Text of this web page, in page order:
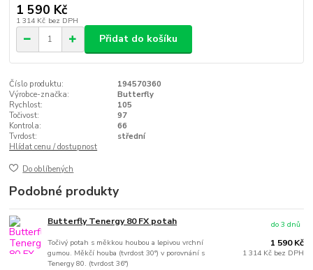
1 590 Kč
1 314 Kč bez DPH
Přidat do košíku
Číslo produktu:
194570360
Výrobce-značka:
Butterfly
Rychlost:
105
Točivost:
97
Kontrola:
66
Tvrdost:
střední
Hlídat cenu / dostupnost
Do oblíbených
Podobné produkty
Butterfly Tenergy 80 FX potah
Točivý potah s měkkou houbou a lepivou vrchní
gumou. Měkčí houba (tvrdost 30°) v porovnání s
Tenergy 80. (tvrdost 36°)
1 590 Kč
1 314 Kč bez DPH
do 3 dnů